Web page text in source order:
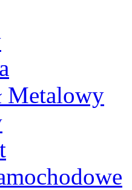
Metalowy